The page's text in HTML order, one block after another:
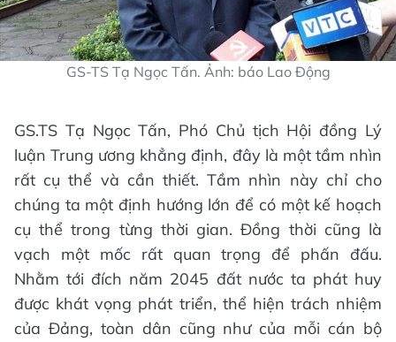
GS-TS Tạ Ngọc Tấn. Ảnh: báo Lao Động
GS.TS Tạ Ngọc Tấn, Phó Chủ tịch Hội đồng Lý
luận Trung ương khẳng định, đây là một tầm nhìn
rất cụ thể và cần thiết. Tầm nhìn này chỉ cho
chúng ta một định hướng lớn để có một kế hoạch
cụ thể trong từng thời gian. Đồng thời cũng là
vạch một mốc rất quan trọng để phấn đấu.
Nhằm tới đích năm 2045 đất nước ta phát huy
được khát vọng phát triển, thể hiện trách nhiệm
của Đảng, toàn dân cũng như của mỗi cán bộ